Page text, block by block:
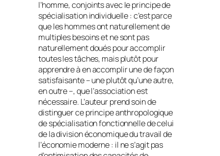
l’homme, conjoints avec le principe de
spécialisation individuelle : c’est parce
que les hommes ont naturellement de
multiples besoins et ne sont pas
naturellement doués pour accomplir
toutes les tâches, mais plutôt pour
apprendre à en accomplir une de façon
satisfaisante – une plutôt qu’une autre,
en outre –, que l’association est
nécessaire. L’auteur prend soin de
distinguer ce principe anthropologique
de spécialisation fonctionnelle de celui
de la division économique du travail de
l’économie moderne : il ne s’agit pas